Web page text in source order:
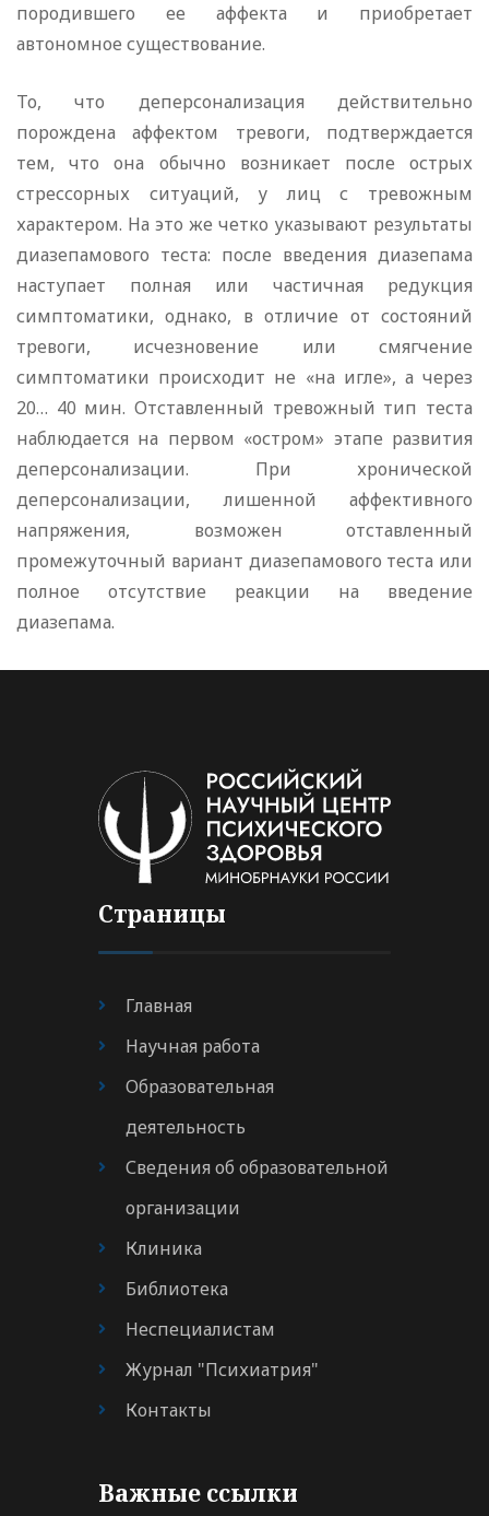
породившего ее аффекта и приобретает
автономное существование.
То, что деперсонализация действительно
порождена аффектом тревоги, подтверждается
тем, что она обычно возникает после острых
стрессорных ситуаций, у лиц с тревожным
характером. На это же четко указывают результаты
диазепамового теста: после введения диазепама
наступает полная или частичная редукция
симптоматики, однако, в отличие от состояний
тревоги, исчезновение или смягчение
симптоматики происходит не «на игле», а через
20… 40 мин. Отставленный тревожный тип теста
наблюдается на первом «остром» этапе развития
деперсонализации. При хронической
деперсонализации, лишенной аффективного
напряжения, возможен отставленный
промежуточный вариант диазепамового теста или
полное отсутствие реакции на введение
диазепама.
Страницы
Главная
Научная работа
Образовательная
деятельность
Сведения об образовательной
организации
Клиника
Библиотека
Неспециалистам
Журнал "Психиатрия"
Контакты
Важные ссылки